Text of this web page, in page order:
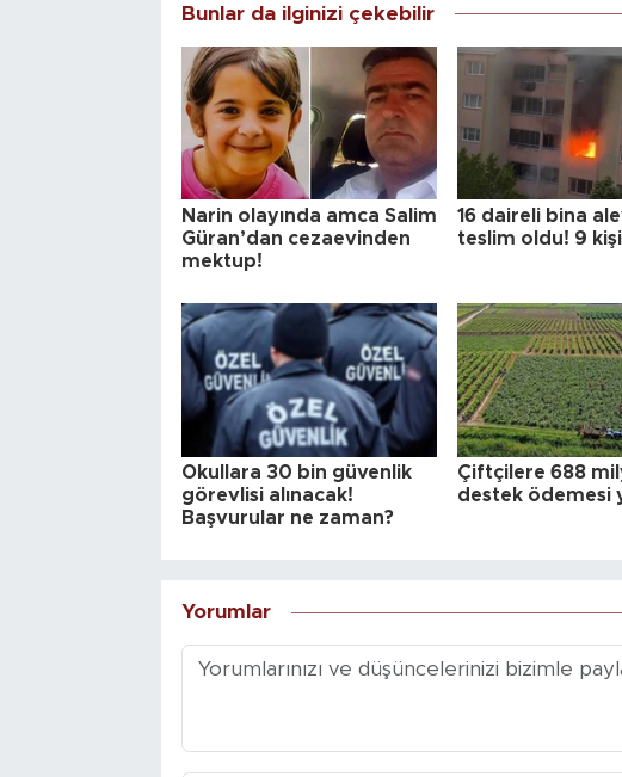
Bunlar da ilginizi çekebilir
Narin olayında amca Salim
Güran’dan cezaevinden
mektup!
16 daireli bina
teslim oldu! 9
Okullara 30 bin güvenlik
görevlisi alınacak!
Başvurular ne zaman?
Çiftçilere 688
destek ödemesi
Yorumlar